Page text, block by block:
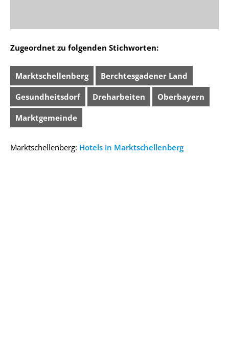
Zugeordnet zu folgenden Stichworten:
Marktschellenberg Berchtesgadener Land
Gesundheitsdorf Dreharbeiten Oberbayern
Marktgemeinde
Marktschellenberg: Hotels in Marktschellenberg